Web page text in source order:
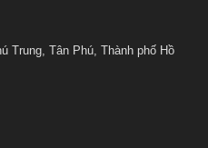
Trung, Tân Phú, Thành phố Hồ